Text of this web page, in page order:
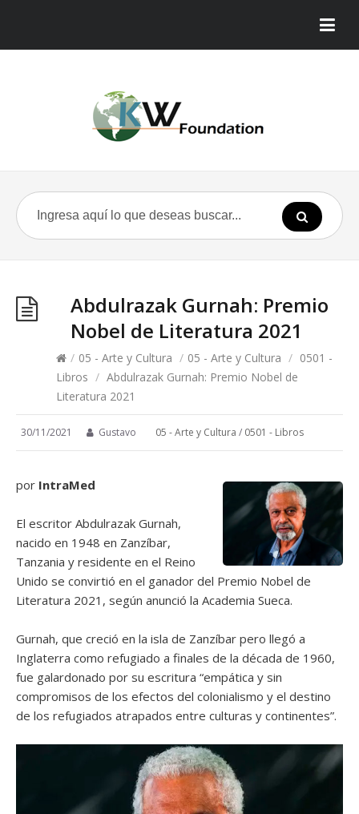
Abdulrazak Gurnah: Premio
Nobel de Literatura 2021
/ 05 - Arte y Cultura / 05 - Arte y Cultura / 0501 -
Libros / Abdulrazak Gurnah: Premio Nobel de
Literatura 2021
30/11/2021 Gustavo 05 - Arte y Cultura / 0501 - Libros
por IntraMed
El escritor Abdulrazak Gurnah,
nacido en 1948 en Zanzíbar,
Tanzania y residente en el Reino
Unido se convirtió en el ganador del Premio Nobel de
Literatura 2021, según anunció la Academia Sueca.
Gurnah, que creció en la isla de Zanzíbar pero llegó a
Inglaterra como refugiado a finales de la década de 1960,
fue galardonado por su escritura “empática y sin
compromisos de los efectos del colonialismo y el destino
de los refugiados atrapados entre culturas y continentes”.